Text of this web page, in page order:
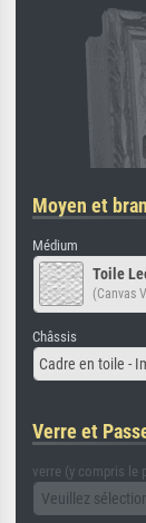
Moyen et
Médium
Toile
(Canvas
Châssis
Cadre en toile -
Verre et
verre (y compris le
Veuillez